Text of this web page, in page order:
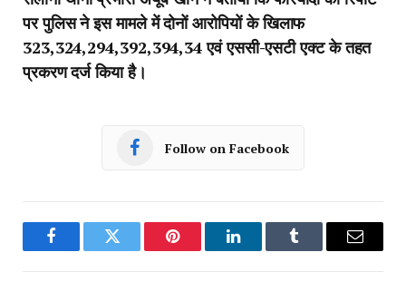
पर पुलिस ने इस मामले में दोनों आरोपियों के खिलाफ
323,324,294,392,394,34 एवं एससी-एसटी एक्ट के तहत
प्रकरण दर्ज किया है।
Follow on Facebook
FacebookTwitter Pinterest LinkedInTumblr Email